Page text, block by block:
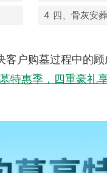
四、骨灰安
户购墓过程中的
特惠季，四重豪礼